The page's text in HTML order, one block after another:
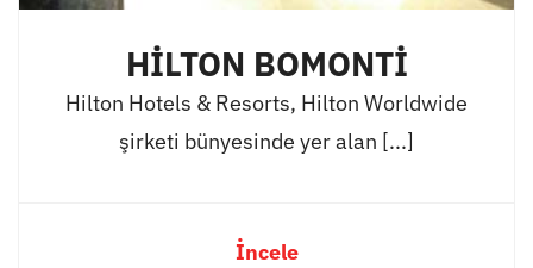
HİLTON BOMONTİ
Hilton Hotels & Resorts, Hilton Worldwide
şirketi bünyesinde yer alan [...]
İncele